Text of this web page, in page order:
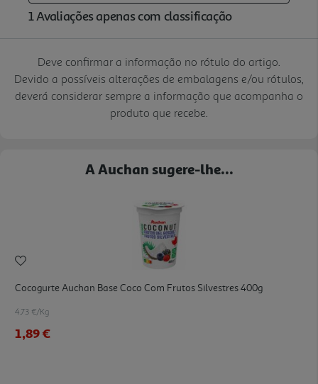
Deve confirmar a informação no rótulo do artigo.
Devido a possíveis alterações de embalagens e/ou rótulos,
deverá considerar sempre a informação que acompanha o
produto que recebe.
A Auchan sugere-lhe...
Cocogurte Auchan Base Coco Com Frutos Silvestres 400g
4.73 €/Kg
1,89 €